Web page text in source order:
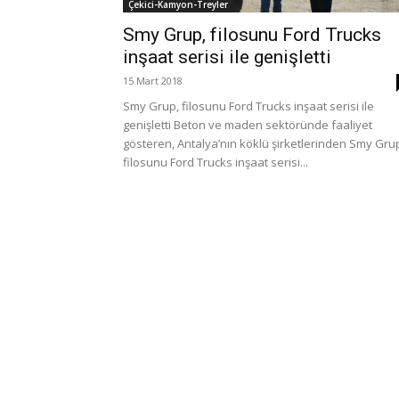
Çekici-Kamyon-Treyler
Smy Grup, filosunu Ford Trucks
inşaat serisi ile genişletti
15 Mart 2018
Smy Grup, filosunu Ford Trucks inşaat serisi ile
genişletti Beton ve maden sektöründe faaliyet
gösteren, Antalya’nın köklü şirketlerinden Smy
filosunu Ford Trucks inşaat serisi...